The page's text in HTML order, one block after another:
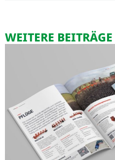
WEITERE BEITRÄGE